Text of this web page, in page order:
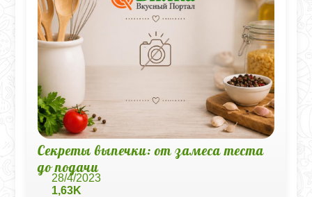
Секреты выпечки: от замеса теста
до подачи
28/4/2023
1,63K